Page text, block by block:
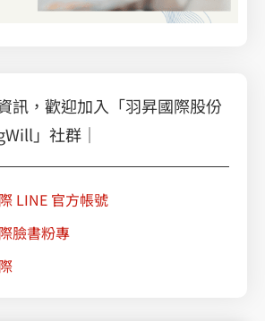
訊，歡迎加入「羽昇國際股份
」社群｜
LINE 官方帳號
臉書粉專